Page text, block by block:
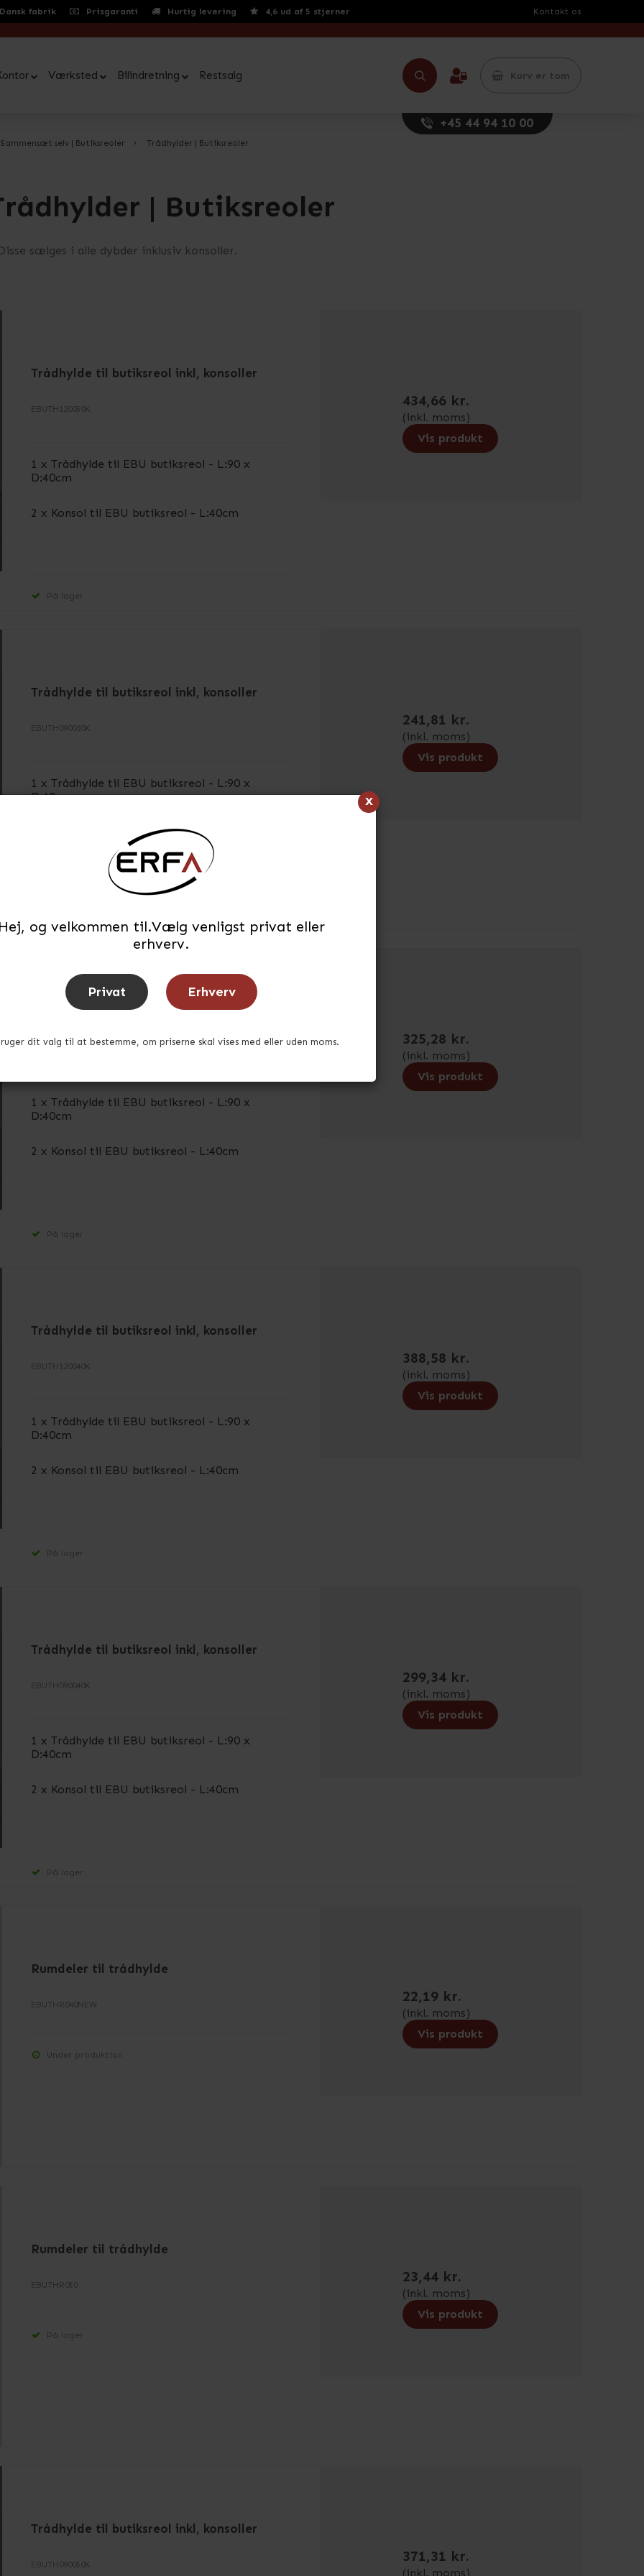
fabrik Prisgaranti Hurtig levering 4,6 ud af 5 stjerner Kontakt os
Værksted Bilindretning Restsalg Kurv er tom
+45 44 94 10 00
x
og velkommen til.Vælg venligst privat eller
erhverv.
Privat Erhverv
dit valg til at bestemme, om priserne skal vises med eller uden moms.
Sammensæt selv | Butiksreoler Trådhylder | Butiksreoler
| Butiksreoler
sælges i alle dybder inklusiv konsoller.
Trådhylde til butiksreol inkl, konsoller
EBUTH120050K
1 x Trådhylde til EBU butiksreol - L:90 x
D:40cm
2 x Konsol til EBU butiksreol - L:40cm
På lager
434,66 kr.
(inkl. moms)
Vis produkt
Trådhylde til butiksreol inkl, konsoller
EBUTH090030K
1 x Trådhylde til EBU butiksreol - L:90 x
D:40cm
2 x Konsol til EBU butiksreol - L:40cm
241,81 kr.
(inkl. moms)
Vis produkt
Trådhylde til butiksreol inkl, konsoller
EBUTH120030K
1 x Trådhylde til EBU butiksreol - L:90 x
D:40cm
2 x Konsol til EBU butiksreol - L:40cm
På lager
325,28 kr.
(inkl. moms)
Vis produkt
Trådhylde til butiksreol inkl, konsoller
EBUTH120040K
1 x Trådhylde til EBU butiksreol - L:90 x
D:40cm
2 x Konsol til EBU butiksreol - L:40cm
På lager
388,58 kr.
(inkl. moms)
Vis produkt
Trådhylde til butiksreol inkl, konsoller
EBUTH090040K
1 x Trådhylde til EBU butiksreol - L:90 x
D:40cm
2 x Konsol til EBU butiksreol - L:40cm
På lager
299,34 kr.
(inkl. moms)
Vis produkt
Rumdeler til trådhylde
EBUTHR040NEW
Under produktion
22,19 kr.
(inkl. moms)
Vis produkt
Rumdeler til trådhylde
EBUTHR050
På lager
23,44 kr.
(inkl. moms)
Vis produkt
Trådhylde til butiksreol inkl, konsoller
EBUTH090050K 371,31 kr.
(inkl. moms)